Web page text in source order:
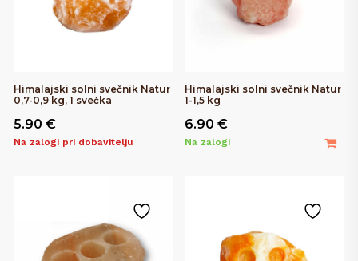
Himalajski solni svečnik Natur
0,7-0,9 kg, 1 svečka
5.90 €
Na zalogi pri dobavitelju
Himalajski solni svečnik Natur
1-1,5 kg
6.90 €
Na zalogi